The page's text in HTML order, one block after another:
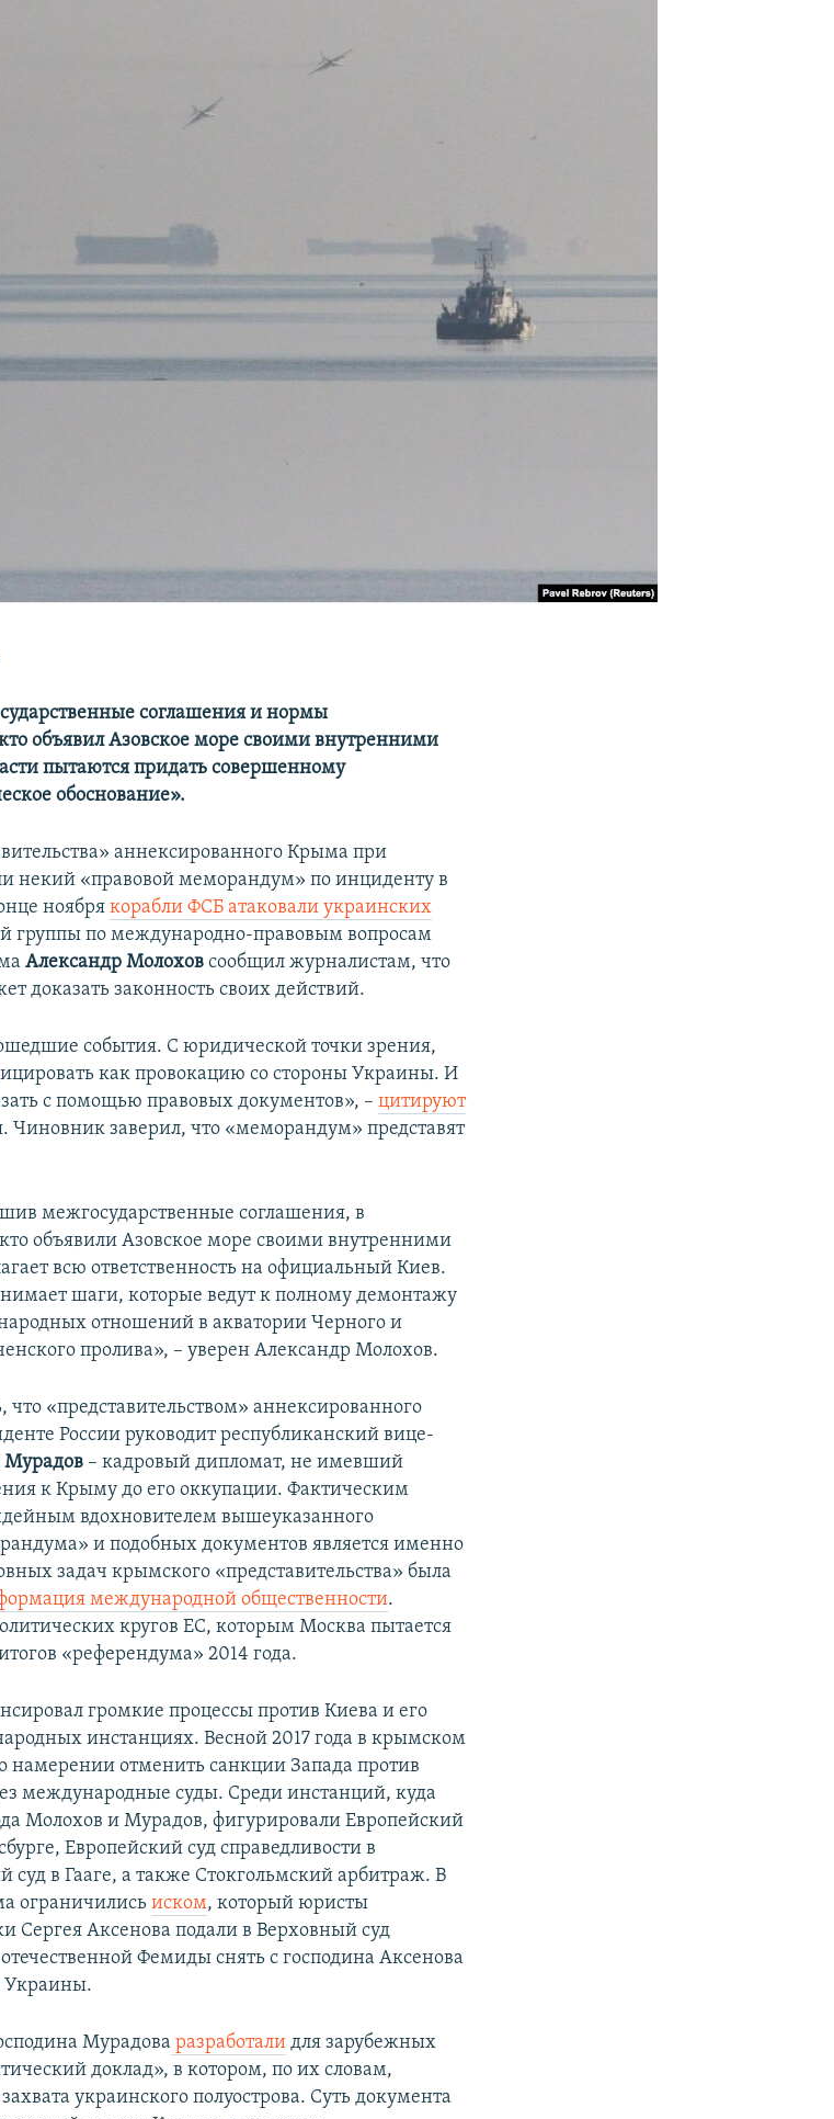
соглашения и нормы
объявил Азовское море своими внутренними
пытаются придать совершенному
обоснование».
аннексированного Крыма при
некий «правовой меморандум» по инциденту в
ноябрякорабли ФСБ атаковали украинских
группы по международно-правовым вопросам
Александр Молохов сообщил журналистам, что
доказать законность своих действий.
события. С юридической точки зрения,
как провокацию со стороны Украины. И
с помощью правовых документов», –цитируют
Чиновник заверил, что «меморандум» представят
межгосударственные соглашения, в
объявили Азовское море своими внутренними
всю ответственность на официальный Киев.
шаги, которые ведут к полному демонтажу
отношений в акватории Черного и
пролива», – уверен Александр Молохов.
что «представительством» аннексированного
России руководит республиканский вице-
Мурадов – кадровый дипломат, не имевший
к Крыму до его оккупации. Фактическим
вдохновителем вышеуказанного
и подобных документов является именно
задач крымского «представительства» была
международной общественности.
кругов ЕС, которым Москва пытается
«референдума» 2014 года.
громкие процессы против Киева и его
инстанциях. Весной 2017 года в крымском
намерении отменить санкции Запада против
международные суды. Среди инстанций, куда
Молохов и Мурадов, фигурировали Европейский
Европейский суд справедливости в
в Гааге, а также Стокгольмский арбитраж. В
ограничилисьиском, который юристы
Сергея Аксенова подали в Верховный суд
Фемиды снять с господина Аксенова
Украины.
Мурадова разработали для зарубежных
доклад», в котором, по их словам,
украинского полуострова. Суть документа